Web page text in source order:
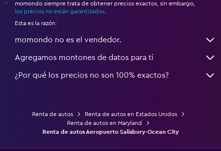
*
momondo siempre trata de obtener precios exactos, sin embargo,
los precios no están garantizados.
Esta es la razón:
momondo no es el vendedor.
Agregamos montones de datos para ti
¿Por qué los precios no son 100% exactos?
Renta de autos
Renta de autos en Estados Unidos
Renta de autos en Maryland
Renta de autos Aeropuerto Salisbury-Ocean City